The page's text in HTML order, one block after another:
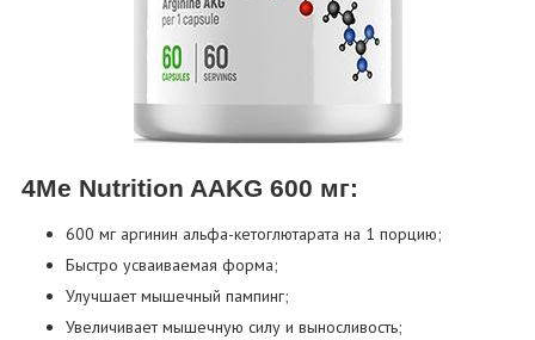
4Me Nutrition AAKG 600 мг:
600 мг аргинин альфа-кетоглютарата на 1 порцию;
Быстро усваиваемая форма;
Улучшает мышечный пампинг;
Увеличивает мышечную силу и выносливость;